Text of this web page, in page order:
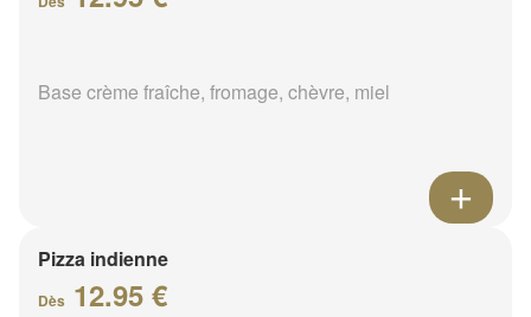
Base crème fraîche, fromage, chèvre, miel
Pizza indienne
Dès 12.95 €